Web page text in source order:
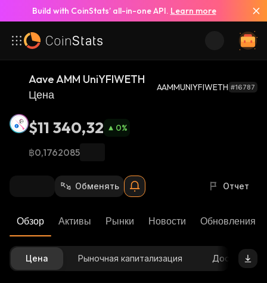
Build with CoinStats’ all-in-one API. Learn more
Aave AMM UniYFIWETH
Цена
AAMMUNIYFIWETH #16787
$11 340,32 0%
฿0,1762085
Обменять Отчет
Обзор Активы Рынки Новости Обновления
Цена Рыночная капитализация Доступное